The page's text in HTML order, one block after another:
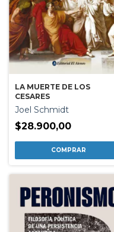
LA MUERTE DE LOS
CESARES
Joel Schmidt
$28.900,00